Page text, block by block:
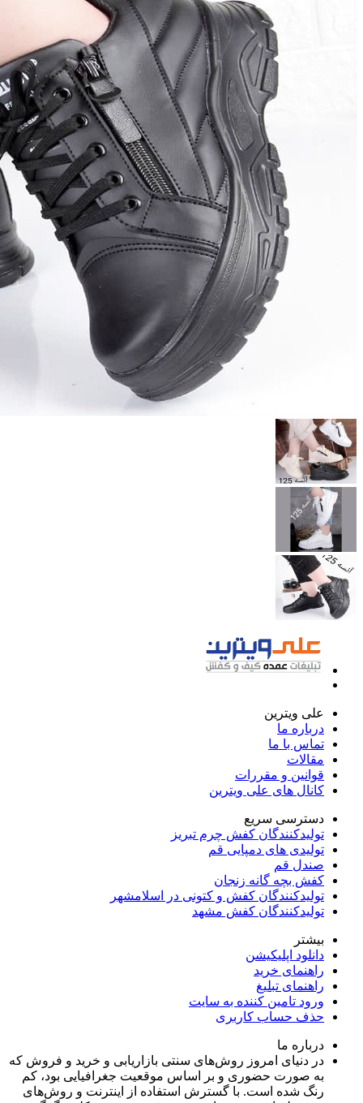
علی ویترین
درباره ما
تماس با ما
مقالات
قوانین و مقررات
کانال های علی ویترین
دسترسی سریع
تولیدکنندگان کفش چرم تبریز
تولیدی های دمپایی قم
صندل قم
کفش بچه گانه زنجان
تولیدکنندگان کفش و کتونی در اسلامشهر
تولیدکنندگان کفش مشهد
بیشتر
دانلود اپلیکیشن
راهنمای خرید
راهنمای تبلیغ
ورود تامین کننده به سایت
حذف حساب کاربری
درباره ما
در دنیای امروز روش‌های سنتی بازاریابی و خرید و فروش که
به صورت حضوری و بر اساس موقعیت جغرافیایی بود، کم
رنگ شده است. با گسترش استفاده از اینترنت و روش‌های